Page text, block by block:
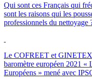
Qui sont ces Français qui
sont les raisons qui les
professionnels du nettoyage
Le COFREET et GINETEX
baromètre européen 2021 «
Européens » mené avec